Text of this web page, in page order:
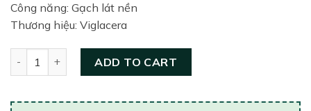
Công năng: Gạch lát nền
Thương hiệu: Viglacera
ADD TO CART